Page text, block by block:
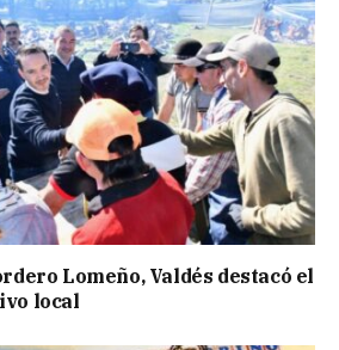
Lomeño, Valdés destacó el
local